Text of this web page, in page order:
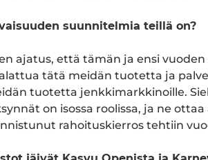
suunnitelmia teillä on?
ajatus, että tämän ja ensi
tätä meidän tuotetta ja
tuotetta jenkkimarkkinoille.
on isossa roolissa, ja ne
rahoituskierros tehtiin